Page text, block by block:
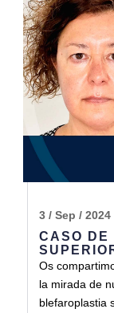
CASO DE
3 / Sep / 2024
Os
la mirada de
blefaroplastia